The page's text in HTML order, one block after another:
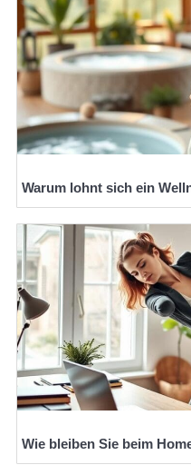
Warum lohnt sich ein
Wie bleiben Sie beim